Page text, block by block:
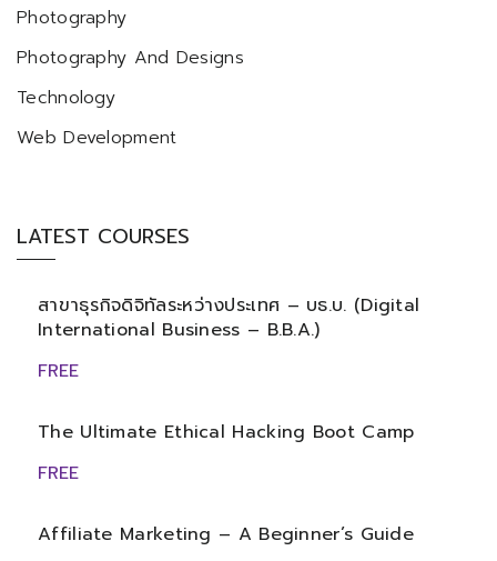
Photography
Photography And Designs
Technology
Web Development
LATEST COURSES
สาขาธุรกิจดิจิทัลระหว่างประเทศ – บธ.บ. (Digital
International Business – B.B.A.)
FREE
The Ultimate Ethical Hacking Boot Camp
FREE
Affiliate Marketing – A Beginner’s Guide